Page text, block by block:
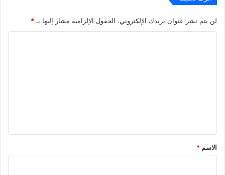
لن يتم نشر عنوان بريدك الإلكتروني. الحقول الإلزامية مشار إليها بـ *
*
الاسم *